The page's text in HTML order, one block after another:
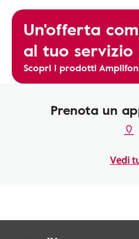
Un'offerta
al tuo servizio
Scopri i prodotti Amplifon
Prenota un
Vedi